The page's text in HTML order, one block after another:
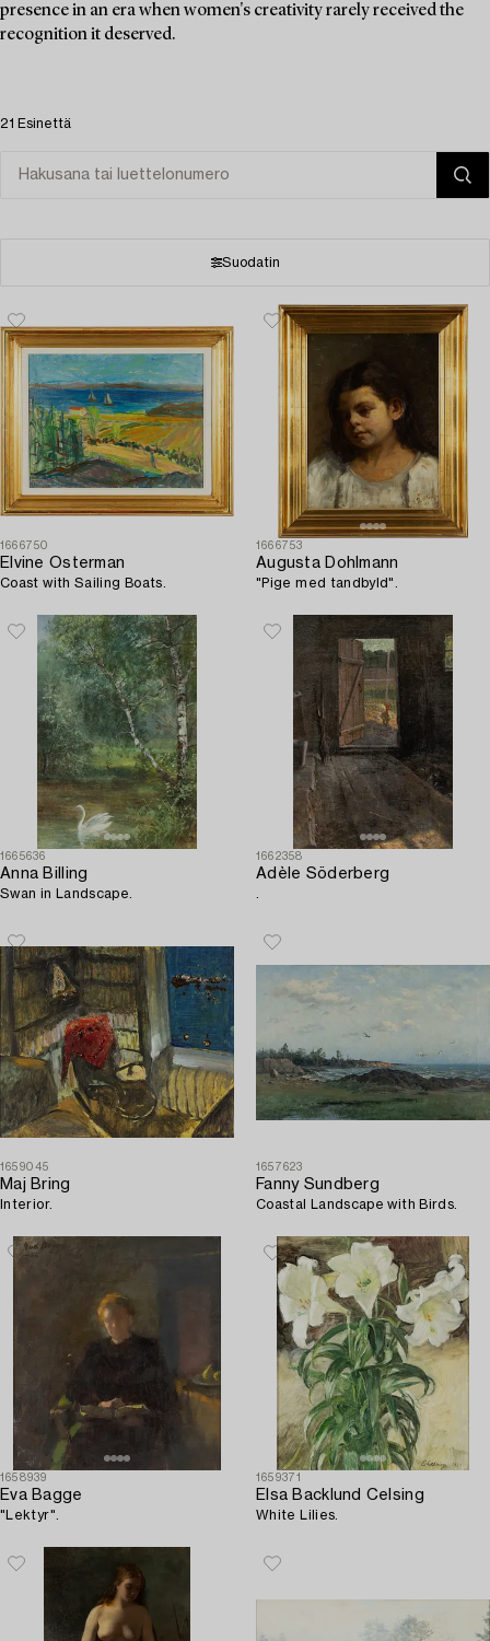
presence in an era when women's creativity rarely received the
recognition it deserved.
21 Esinettä
Suodatin
1666750
Elvine Osterman
Coast with Sailing Boats.
1666753
Augusta Dohlmann
"Pige med tandbyld".
1665636
Anna Billing
Swan in Landscape.
1662358
Adèle Söderberg
1659045
Maj Bring
Interior.
1657623
Fanny Sundberg
Coastal Landscape with Birds.
1658939
Eva Bagge
"Lektyr".
1659371
Elsa Backlund Celsing
White Lilies.